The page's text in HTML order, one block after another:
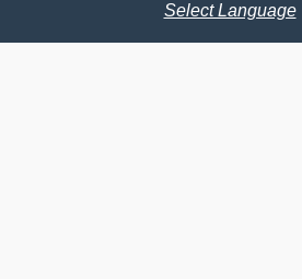
Select Language